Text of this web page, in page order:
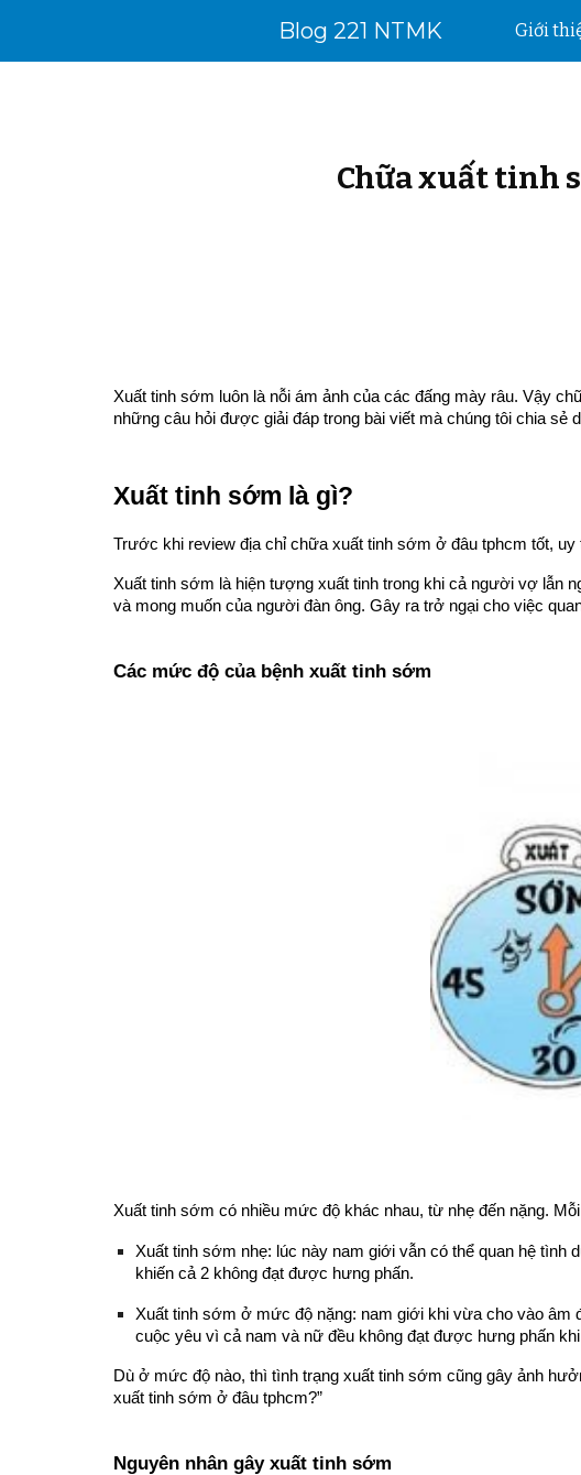
Skip to main
Blog 221 NTMK Giới
Chữa xuất tinh
Xuất tinh sớm luôn là nỗi ám ảnh của các đấng mày râu. Vậy
những câu hỏi được giải đáp trong bài viết mà chúng tôi chia sẻ
Xuất tinh sớm là gì?
Trước khi review địa chỉ chữa xuất tinh sớm ở đâu tphcm tốt,
Xuất tinh sớm là hiện tượng xuất tinh trong khi cả người vợ lẫn
và mong muốn của người đàn ông. Gây ra trở ngại cho việc
Các mức độ của bệnh xuất tinh sớm
Xuất tinh sớm có nhiều mức độ khác nhau, từ nhẹ đến nặng.
Xuất tinh sớm nhẹ: lúc này nam giới vẫn có thể quan hệ tình
khiến cả 2 không đạt được hưng phấn.
Xuất tinh sớm ở mức độ nặng: nam giới khi vừa cho vào âm
cuộc yêu vì cả nam và nữ đều không đạt được hưng phấn
Dù ở mức độ nào, thì tình trạng xuất tinh sớm cũng gây ảnh
xuất tinh sớm ở đâu tphcm?”
Nguyên nhân gây xuất tinh sớm